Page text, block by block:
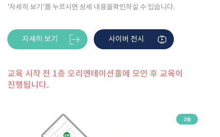
'자세히 보기'를 누르시면 상세 내용을확인하실 수 있습니다.
자세히 보기 사이버 전시
교육 시작 전 1층 오리엔테이션홀에 모인 후 교육이
진행됩니다.